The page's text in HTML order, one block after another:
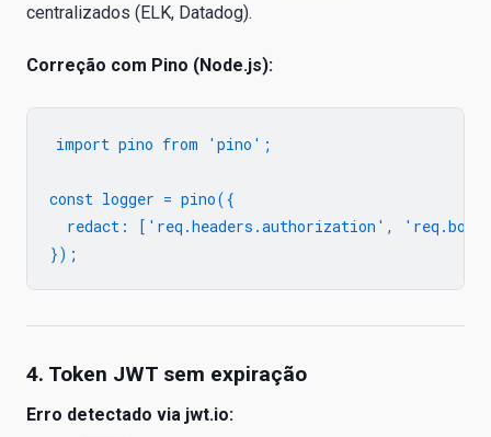
centralizados (ELK, Datadog).
Correção com Pino (Node.js):
import pino from 'pino';
const logger = pino({
redact: ['req.headers.authorization',
4. Token JWT sem expiração
Erro detectado via jwt.io: